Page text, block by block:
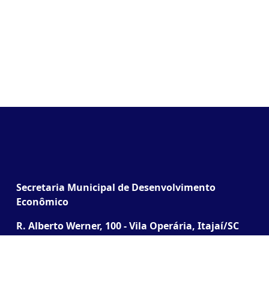
Secretaria Municipal de Desenvolvimento
Econômico
R. Alberto Werner, 100 - Vila Operária, Itajaí/SC